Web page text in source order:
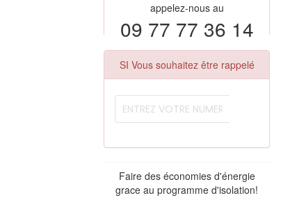
appelez-nous au
09 77 77 36 14
SI Vous souhaitez être rappelé
Faire des économies d'énergie
grace au programme d'isolation!